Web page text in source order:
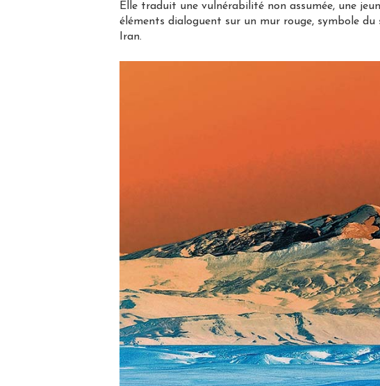
Elle traduit une vulnérabilité non assumée, une
éléments dialoguent sur un mur rouge, symbole
Iran.